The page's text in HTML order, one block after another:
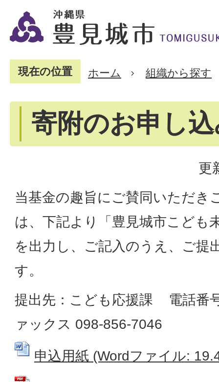
現在の位置 ホーム 組織から探す
寄附のお申し
更
当基金の趣旨にご賛同いただき
は、下記より「豊見城市こども
を出力し、ご記入のうえ、ご提
す。
提出先：こども応援課 電話
ァックス 098-856-7046
申込用紙 (Wordファイル: